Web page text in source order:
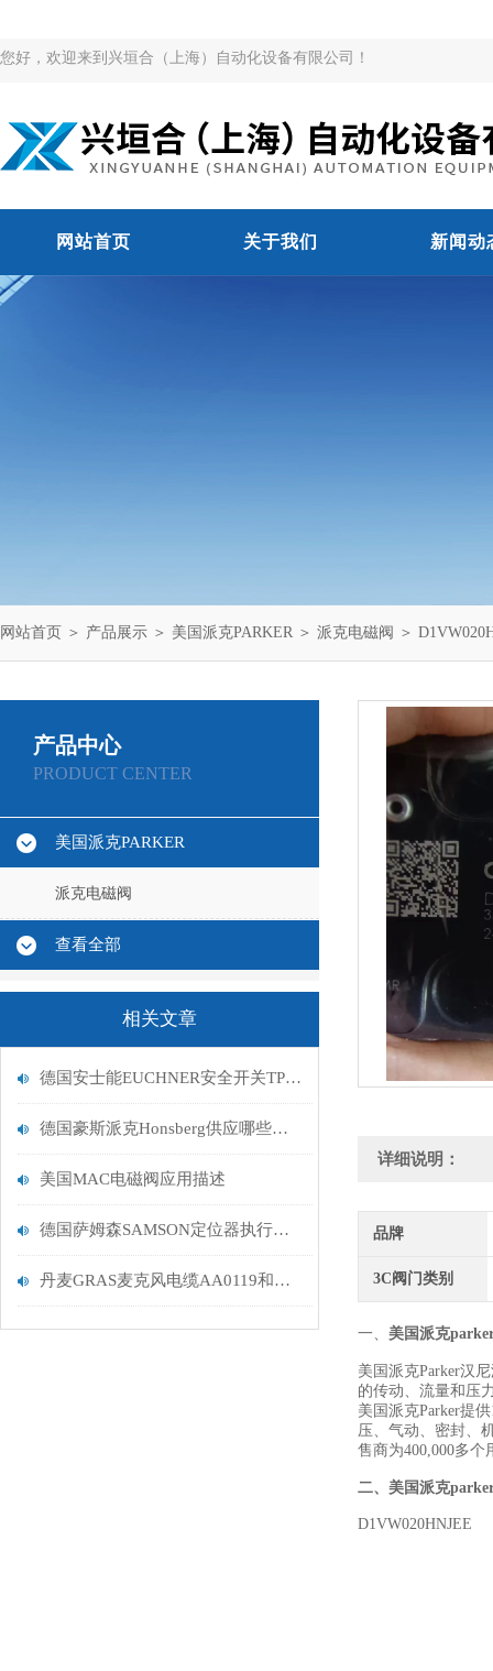
您好，欢迎来到兴垣合（上海）自动化设备有限公司！
网站首页 关于我们 新闻动
网站首页 ＞ 产品展示 ＞ 美国派克PARKER ＞ 派克电磁阀 ＞
产品中心
PRODUCT CENTER
美国派克PARKER
派克电磁阀
查看全部
相关文章
德国安士能EUCHNER安全开关TP3-4131A024M价格优势
德国豪斯派克Honsberg供应哪些产品和型号
美国MAC电磁阀应用描述
德国萨姆森SAMSON定位器执行器原来是这样的产品
丹麦GRAS麦克风电缆AA0119和AA0102
详细说明：
品牌
3C阀门类别
一、 美国派克
美国派克Parker汉
的传动、流量和压
美国派克Parker提
压、气动、密封、
售商为400,000多个
二、 美国派克
D1VW020HNJEE